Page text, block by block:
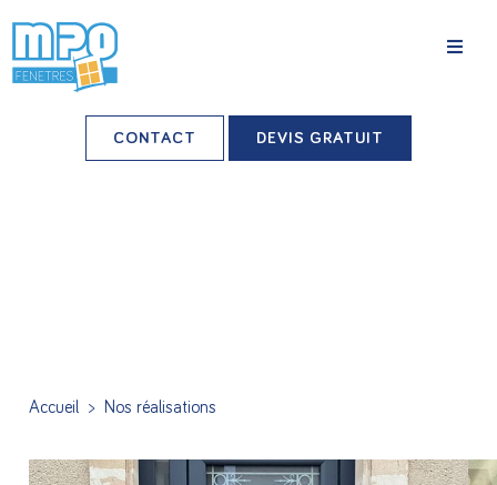
Nos agences
Nos produits
CONTACT DEVIS GRATUIT
Accueil > Nos réalisations